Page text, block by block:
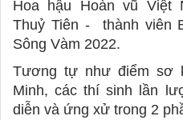
Hoa hậu Hoàn vũ Việt
Thuỷ Tiên -  thành viên
Sông Vàm 2022.
Tương tự như điểm sơ
Minh, các thí sinh lần
diễn và ứng xử trong 2